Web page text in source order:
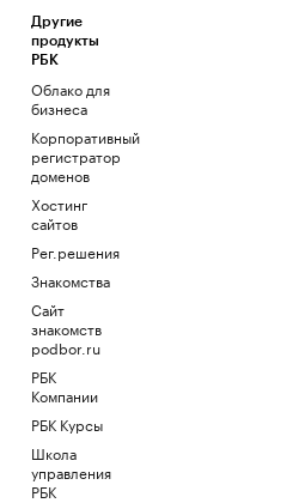
Другие
продукты
РБК
Облако для
бизнеса
Корпоративный
регистратор
доменов
Хостинг
сайтов
Рег.решения
Знакомства
Сайт
знакомств
podbor.ru
РБК
Компании
РБК Курсы
Школа
управления
РБК